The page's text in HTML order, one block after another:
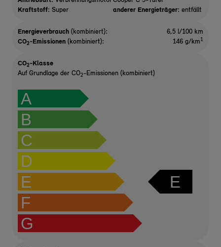
Kraftstoff: Super
anderer Energieträger: entfällt
Energieverbrauch (kombiniert):
6,5 l/100 km
CO2-Emissionen (kombiniert): 146 g/km1
CO2-Klasse
Auf Grundlage der CO2-Emissionen (kombiniert)
A
B
C
D
E
F
G
E